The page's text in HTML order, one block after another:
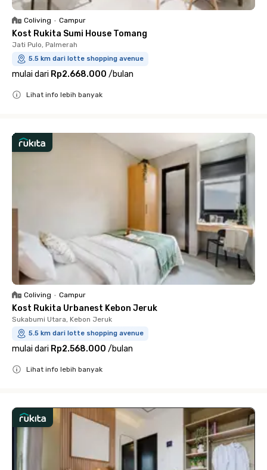
Coliving • Campur
Kost Rukita Sumi House Tomang
Jati Pulo, Palmerah
5.5 km dari lotte shopping avenue
mulai dari Rp2.668.000 /bulan
Lihat info lebih banyak
Coliving • Campur
Kost Rukita Urbanest Kebon Jeruk
Sukabumi Utara, Kebon Jeruk
5.5 km dari lotte shopping avenue
mulai dari Rp2.568.000 /bulan
Lihat info lebih banyak